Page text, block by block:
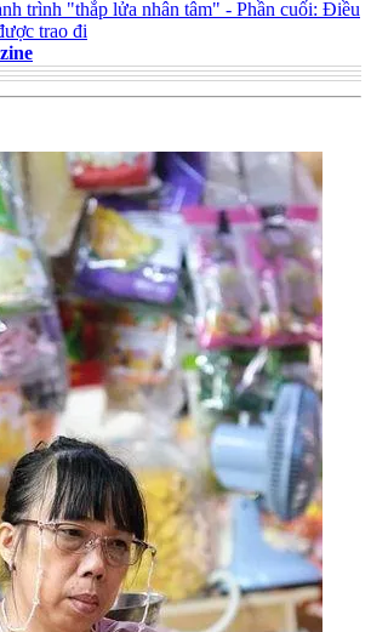
trình "thắp lửa nhân tâm" - Phần cuối: Điều
trao đi